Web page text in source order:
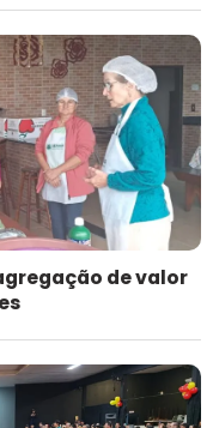
de valor